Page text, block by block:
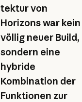
tektur von
Horizons war kein
völlig neuer Build,
sondern eine
hybride
Kombination der
Funktionen zur